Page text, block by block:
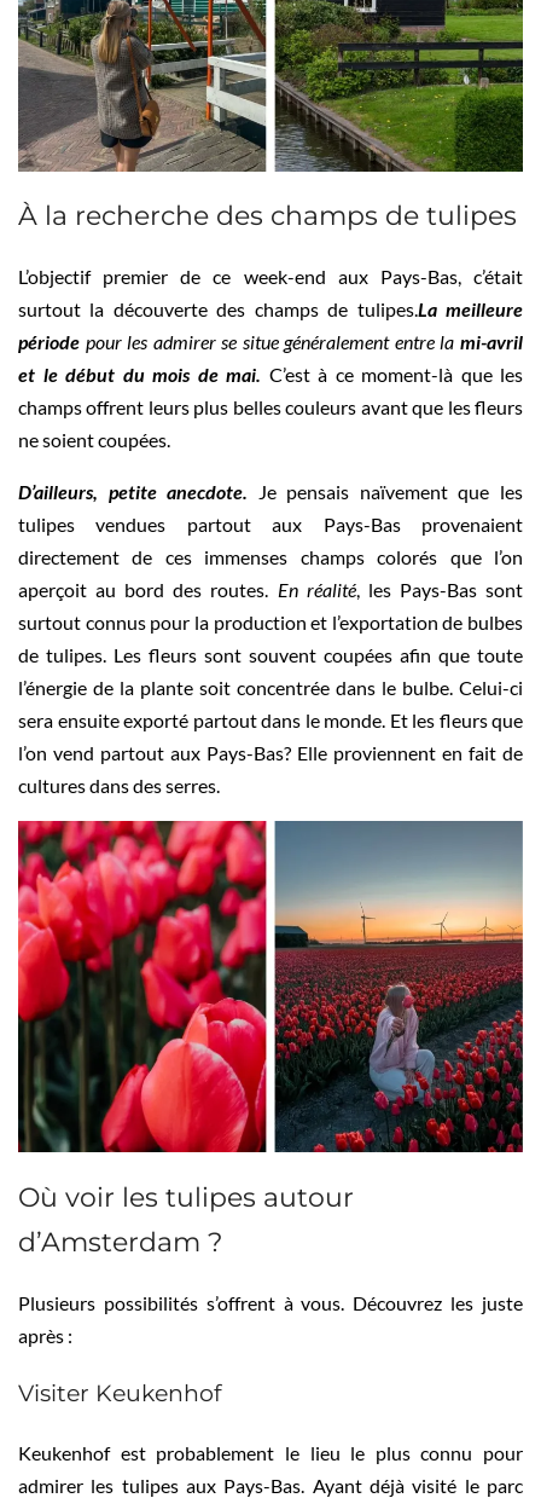
À la recherche des champs de tulipes
L’objectif premier de ce week-end aux Pays-Bas, c’était
surtout la découverte des champs de tulipes.La meilleure
période pour les admirer se situe généralement entre la mi-avril
et le début du mois de mai. C’est à ce moment-là que les
champs offrent leurs plus belles couleurs avant que les fleurs
ne soient coupées.
D’ailleurs, petite anecdote. Je pensais naïvement que les
tulipes vendues partout aux Pays-Bas provenaient
directement de ces immenses champs colorés que l’on
aperçoit au bord des routes. En réalité, les Pays-Bas sont
surtout connus pour la production et l’exportation de bulbes
de tulipes. Les fleurs sont souvent coupées afin que toute
l’énergie de la plante soit concentrée dans le bulbe. Celui-ci
sera ensuite exporté partout dans le monde. Et les fleurs que
l’on vend partout aux Pays-Bas? Elle proviennent en fait de
cultures dans des serres.
Où voir les tulipes autour
d’Amsterdam ?
Plusieurs possibilités s’offrent à vous. Découvrez les juste
après :
Visiter Keukenhof
Keukenhof est probablement le lieu le plus connu pour
admirer les tulipes aux Pays-Bas. Ayant déjà visité le parc